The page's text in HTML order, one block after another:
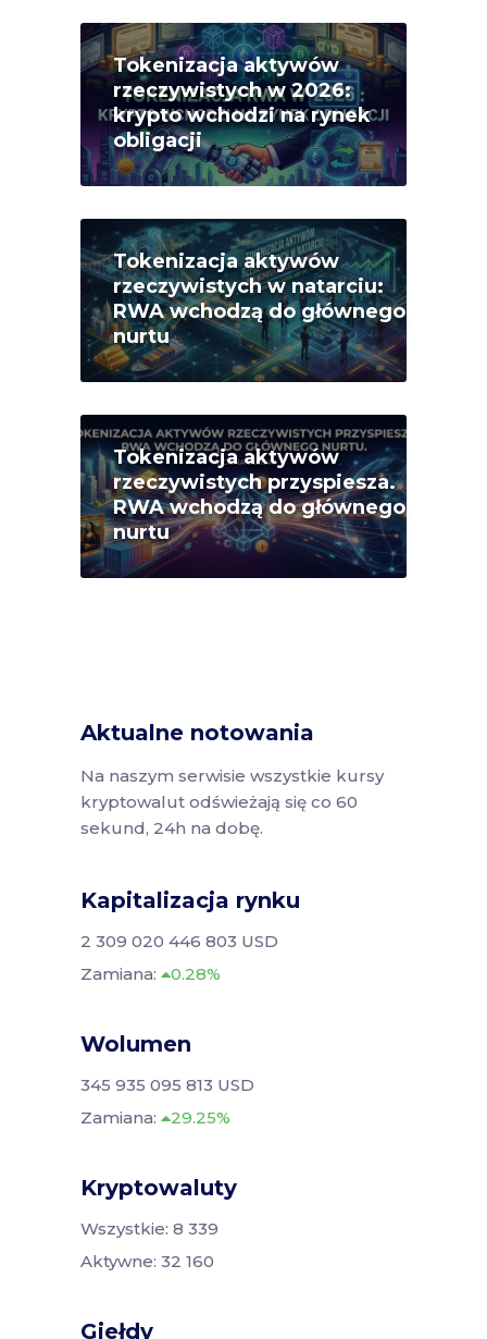
Tokenizacja aktywów
rzeczywistych w 2026:
krypto wchodzi na rynek
obligacji
Tokenizacja aktywów
rzeczywistych w natarciu:
RWA wchodzą do głównego
nurtu
Tokenizacja aktywów
rzeczywistych przyspiesza.
RWA wchodzą do głównego
nurtu
Aktualne notowania
Na naszym serwisie wszystkie kursy
kryptowalut odświeżają się co 60
sekund, 24h na dobę.
Kapitalizacja rynku
2 309 020 446 803 USD
Zamiana:
0.28%
Wolumen
345 935 095 813 USD
Zamiana:
29.25%
Kryptowaluty
Wszystkie: 8 339
Aktywne: 32 160
Giełdy